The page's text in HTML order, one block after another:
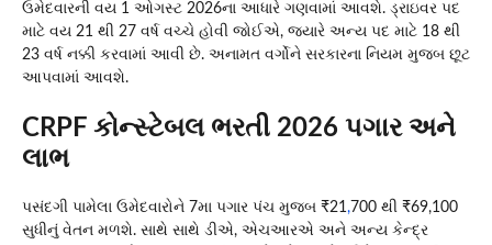
ઉમેદવારની વય 1 ઓગસ્ટ 2026ના આધારે ગણવામાં આવશે. ડ્રાઇવર પદ
માટે વય 21 થી 27 વર્ષ વચ્ચે હોવી જોઈએ, જ્યારે અન્ય પદ માટે 18 થી
23 વર્ષ નક્કી કરવામાં આવી છે. અનામત વર્ગોને સરકારના નિયમ મુજબ છૂટ
આપવામાં આવશે.
CRPF કોન્સ્ટેબલ ભરતી 2026 પગાર અને
લાભ
પસંદગી પામેલા ઉમેદવારોને 7મા પગાર પંચ મુજબ ₹21,700 થી ₹69,100
સુધીનું વેતન મળશે. સાથે સાથે ડીએ, એચઆરએ અને અન્ય કેન્દ્ર